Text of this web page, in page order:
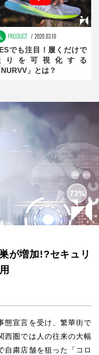
PRODUCT 2020.03.10
でも注目！履くだけで
りを可視化する
NURVV」とは？
が増加!?セキュリ
態宣言を受け、繁華街で
西圏では人の往来の大幅
自粛店舗を狙った「コロ